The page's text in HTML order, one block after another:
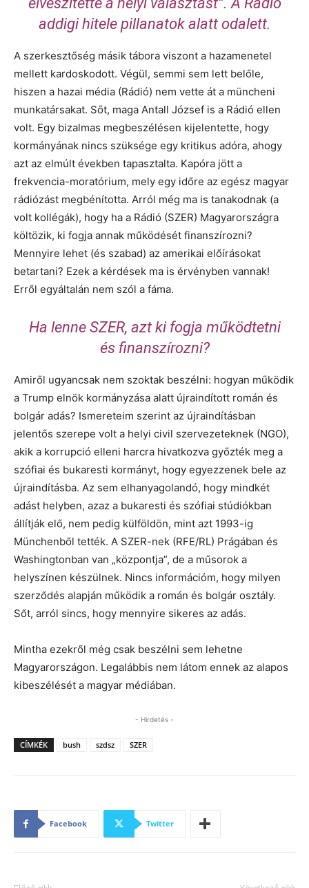
addigi hitele pillanatok alatt odalett.
A szerkesztőség másik tábora viszont a hazamenetel
mellett kardoskodott. Végül, semmi sem lett belőle,
hiszen a hazai média (Rádió) nem vette át a müncheni
munkatársakat. Sőt, maga Antall József is a Rádió ellen
volt. Egy bizalmas megbeszélésen kijelentette, hogy
kormányának nincs szüksége egy kritikus adóra, ahogy
azt az elmúlt években tapasztalta. Kapóra jött a
frekvencia-moratórium, mely egy időre az egész magyar
rádiózást megbénította. Arról még ma is tanakodnak (a
volt kollégák), hogy ha a Rádió (SZER) Magyarországra
költözik, ki fogja annak működését finanszírozni?
Mennyire lehet (és szabad) az amerikai előírásokat
betartani? Ezek a kérdések ma is érvényben vannak!
Erről egyáltalán nem szól a fáma.
Ha lenne SZER, azt ki fogja működtetni
és finanszírozni?
Amiről ugyancsak nem szoktak beszélni: hogyan működik
a Trump elnök kormányzása alatt újraindított román és
bolgár adás? Ismereteim szerint az újraindításban
jelentős szerepe volt a helyi civil szervezeteknek (NGO),
akik a korrupció elleni harcra hivatkozva győzték meg a
szófiai és bukaresti kormányt, hogy egyezzenek bele az
újraindításba. Az sem elhanyagolandó, hogy mindkét
adást helyben, azaz a bukaresti és szófiai stúdiókban
állítják elő, nem pedig külföldön, mint azt 1993-ig
Münchenből tették. A SZER-nek (RFE/RL) Prágában és
Washingtonban van „központja”, de a műsorok a
helyszínen készülnek. Nincs információm, hogy milyen
szerződés alapján működik a román és bolgár osztály.
Sőt, arról sincs, hogy mennyire sikeres az adás.
Mintha ezekről még csak beszélni sem lehetne
Magyarországon. Legalábbis nem látom ennek az alapos
kibeszélését a magyar médiában.
- Hirdetés -
CÍMKÉK bush szdsz SZER
Facebook Twitter